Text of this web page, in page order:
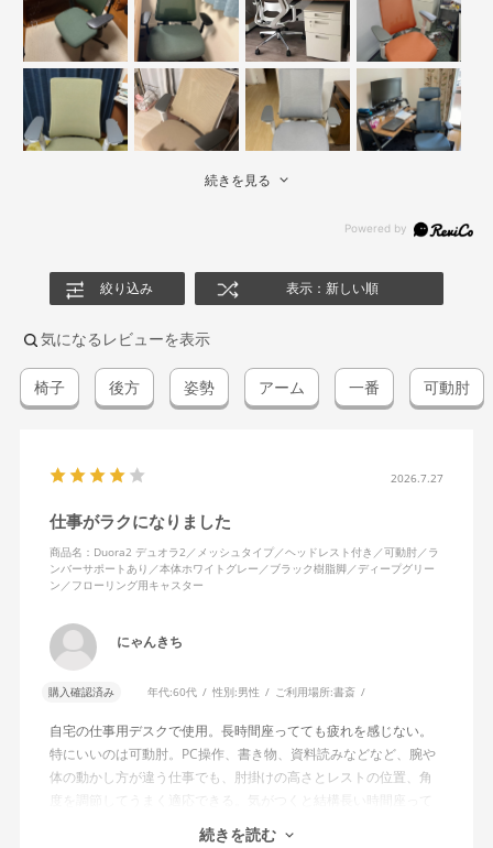
続きを見る
絞り込み 表示：新しい順
気になるレビューを表示
椅子 後方 姿勢 アーム 一番 可動肘
2026.7.27
仕事がラクになりました
商品名：Duora2 デュオラ2／メッシュタイプ／ヘッドレスト付き／可動肘／ラ
ンバーサポートあり／本体ホワイトグレー／ブラック樹脂脚／ディープグリー
ン／フローリング用キャスター
にゃんきち
購入確認済み 年代:60代 性別:男性 ご利用場所:書斎
自宅の仕事用デスクで使用。長時間座ってても疲れを感じない。
特にいいのは可動肘。PC操作、書き物、資料読みなどなど、腕や
体の動かし方が違う仕事でも、肘掛けの高さとレストの位置、角
度を調節してうまく適応できる。気がつくと結構長い時間座って
続きを読む